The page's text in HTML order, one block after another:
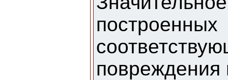
повреждения